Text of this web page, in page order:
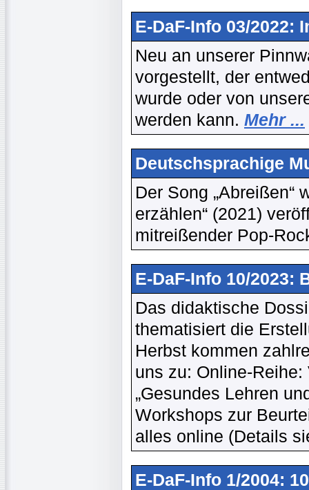
E-DaF-Info 03/2022:
Neu an unserer
vorgestellt, der
wurde oder von
werden kann. Mehr ...
Deutschsprachige
Der Song „Abreißen“
erzählen“ (2021)
mitreißender Pop-
E-DaF-Info 10/2023:
Das didaktische
thematisiert die
Herbst kommen
uns zu: Online-
„Gesundes Lehren
Workshops zur
alles online (Details
E-DaF-Info 1/2004: